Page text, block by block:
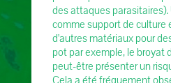
des attaques
comme support de culture
d'autres matériaux pour
pot par exemple, le broyat
peut-être présenter un